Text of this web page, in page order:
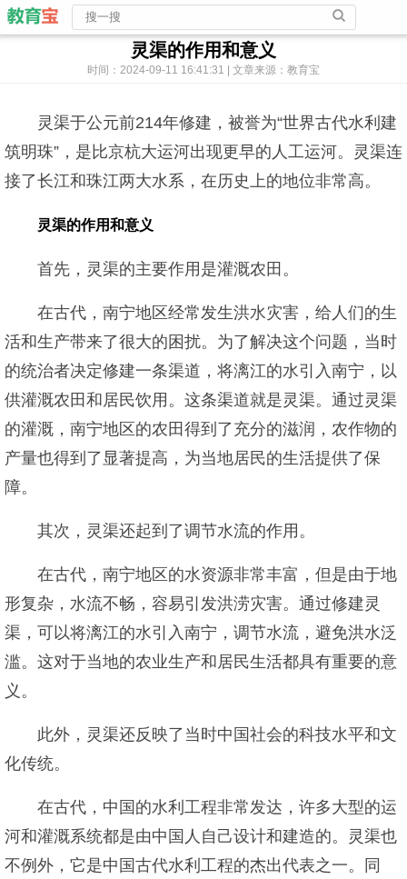
灵渠的作用和意义
时间：2024-09-11 16:41:31 | 文章来源：教育宝
灵渠于公元前214年修建，被誉为“世界古代水利建
筑明珠”，是比京杭大运河出现更早的人工运河。灵渠连
接了长江和珠江两大水系，在历史上的地位非常高。
灵渠的作用和意义
首先，灵渠的主要作用是灌溉农田。
在古代，南宁地区经常发生洪水灾害，给人们的生
活和生产带来了很大的困扰。为了解决这个问题，当时
的统治者决定修建一条渠道，将漓江的水引入南宁，以
供灌溉农田和居民饮用。这条渠道就是灵渠。通过灵渠
的灌溉，南宁地区的农田得到了充分的滋润，农作物的
产量也得到了显著提高，为当地居民的生活提供了保
障。
其次，灵渠还起到了调节水流的作用。
在古代，南宁地区的水资源非常丰富，但是由于地
形复杂，水流不畅，容易引发洪涝灾害。通过修建灵
渠，可以将漓江的水引入南宁，调节水流，避免洪水泛
滥。这对于当地的农业生产和居民生活都具有重要的意
义。
此外，灵渠还反映了当时中国社会的科技水平和文
化传统。
在古代，中国的水利工程非常发达，许多大型的运
河和灌溉系统都是由中国人自己设计和建造的。灵渠也
不例外，它是中国古代水利工程的杰出代表之一。同